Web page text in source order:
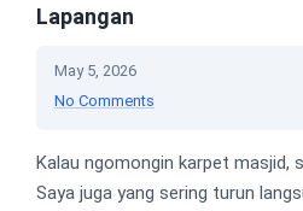
Lapangan
May 5, 2026
No Comments
Kalau ngomongin karpet masjid,
Saya juga yang sering turun